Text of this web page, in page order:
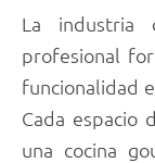
La industria
profesional
funcionalidad
Cada espacio
una cocina